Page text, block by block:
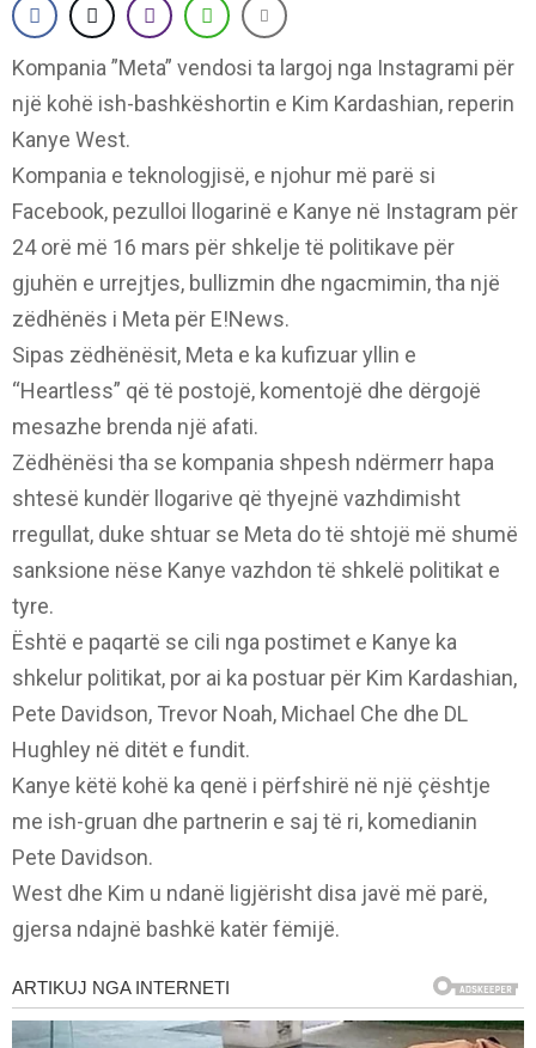
Kompania ”Meta” vendosi ta largoj nga Instagrami për
një kohë ish-bashkëshortin e Kim Kardashian, reperin
Kanye West.
Kompania e teknologjisë, e njohur më parë si
Facebook, pezulloi llogarinë e Kanye në Instagram për
24 orë më 16 mars për shkelje të politikave për
gjuhën e urrejtjes, bullizmin dhe ngacmimin, tha një
zëdhënës i Meta për E!News.
Sipas zëdhënësit, Meta e ka kufizuar yllin e
“Heartless” që të postojë, komentojë dhe dërgojë
mesazhe brenda një afati.
Zëdhënësi tha se kompania shpesh ndërmerr hapa
shtesë kundër llogarive që thyejnë vazhdimisht
rregullat, duke shtuar se Meta do të shtojë më shumë
sanksione nëse Kanye vazhdon të shkelë politikat e
tyre.
Është e paqartë se cili nga postimet e Kanye ka
shkelur politikat, por ai ka postuar për Kim Kardashian,
Pete Davidson, Trevor Noah, Michael Che dhe DL
Hughley në ditët e fundit.
Kanye këtë kohë ka qenë i përfshirë në një çështje
me ish-gruan dhe partnerin e saj të ri, komedianin
Pete Davidson.
West dhe Kim u ndanë ligjërisht disa javë më parë,
gjersa ndajnë bashkë katër fëmijë.